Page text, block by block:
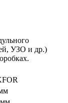
УЗО и др.)